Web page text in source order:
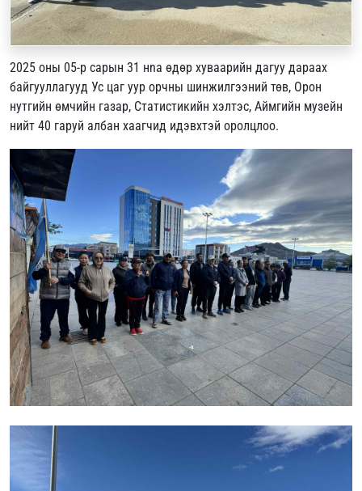
2025 оны 05-р сарын 31 нna өдөр хуваарийн дагуу дараах
байгууллагууд Ус цаг уур орчны шинжилгээний төв, Орон
нутгийн өмчийн газар, Статистикийн хэлтэс, Аймгийн музейн
нийт 40 гаруй албан хаагчид идэвхтэй оролцлоо.